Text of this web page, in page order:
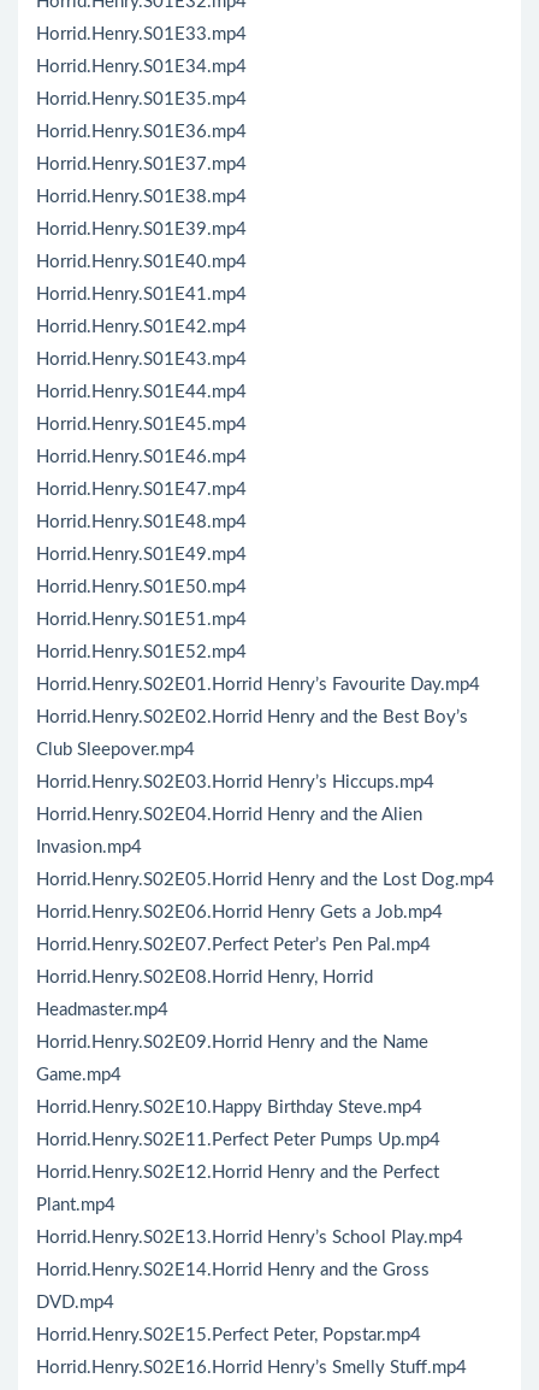
Horrid.Henry.S01E33.mp4
Horrid.Henry.S01E34.mp4
Horrid.Henry.S01E35.mp4
Horrid.Henry.S01E36.mp4
Horrid.Henry.S01E37.mp4
Horrid.Henry.S01E38.mp4
Horrid.Henry.S01E39.mp4
Horrid.Henry.S01E40.mp4
Horrid.Henry.S01E41.mp4
Horrid.Henry.S01E42.mp4
Horrid.Henry.S01E43.mp4
Horrid.Henry.S01E44.mp4
Horrid.Henry.S01E45.mp4
Horrid.Henry.S01E46.mp4
Horrid.Henry.S01E47.mp4
Horrid.Henry.S01E48.mp4
Horrid.Henry.S01E49.mp4
Horrid.Henry.S01E50.mp4
Horrid.Henry.S01E51.mp4
Horrid.Henry.S01E52.mp4
Horrid.Henry.S02E01.Horrid Henry’s Favourite Day.mp4
Horrid.Henry.S02E02.Horrid Henry and the Best Boy’s
Club Sleepover.mp4
Horrid.Henry.S02E03.Horrid Henry’s Hiccups.mp4
Horrid.Henry.S02E04.Horrid Henry and the Alien
Invasion.mp4
Horrid.Henry.S02E05.Horrid Henry and the Lost Dog.mp4
Horrid.Henry.S02E06.Horrid Henry Gets a Job.mp4
Horrid.Henry.S02E07.Perfect Peter’s Pen Pal.mp4
Horrid.Henry.S02E08.Horrid Henry, Horrid
Headmaster.mp4
Horrid.Henry.S02E09.Horrid Henry and the Name
Game.mp4
Horrid.Henry.S02E10.Happy Birthday Steve.mp4
Horrid.Henry.S02E11.Perfect Peter Pumps Up.mp4
Horrid.Henry.S02E12.Horrid Henry and the Perfect
Plant.mp4
Horrid.Henry.S02E13.Horrid Henry’s School Play.mp4
Horrid.Henry.S02E14.Horrid Henry and the Gross
DVD.mp4
Horrid.Henry.S02E15.Perfect Peter, Popstar.mp4
Horrid.Henry.S02E16.Horrid Henry’s Smelly Stuff.mp4